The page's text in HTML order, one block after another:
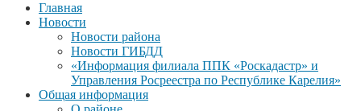
Главная
Новости
Новости района
Новости ГИБДД
«Информация филиала ППК «Роскадастр» и
Управления Росреестра по Республике Карелия»
Общая информация